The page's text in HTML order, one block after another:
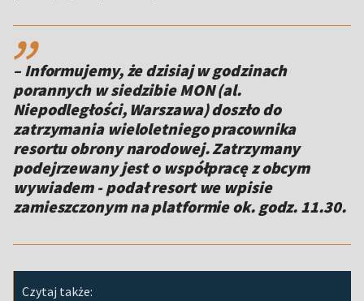
,,
– Informujemy, że dzisiaj w godzinach
porannych w siedzibie MON (al.
Niepodległości, Warszawa) doszło do
zatrzymania wieloletniego pracownika
resortu obrony narodowej. Zatrzymany
podejrzewany jest o współpracę z obcym
wywiadem - podał resort we wpisie
zamieszczonym na platformie ok. godz. 11.30.
Czytaj także: